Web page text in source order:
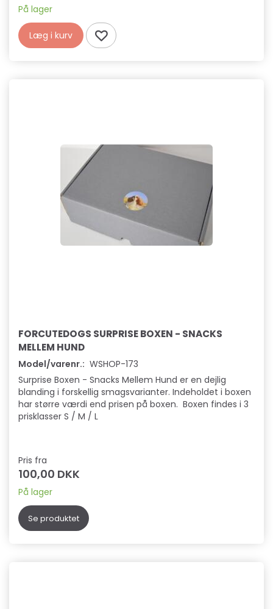
På lager
Læg i kurv
FORCUTEDOGS SURPRISE BOXEN - SNACKS
MELLEM HUND
Model/varenr.: WSHOP-173
Surprise Boxen - Snacks Mellem Hund er en dejlig
blanding i forskellig smagsvarianter. Indeholdet i boxen
har større værdi end prisen på boxen. Boxen findes i 3
prisklasser S / M / L
Pris fra
100,00 DKK
På lager
Se produktet